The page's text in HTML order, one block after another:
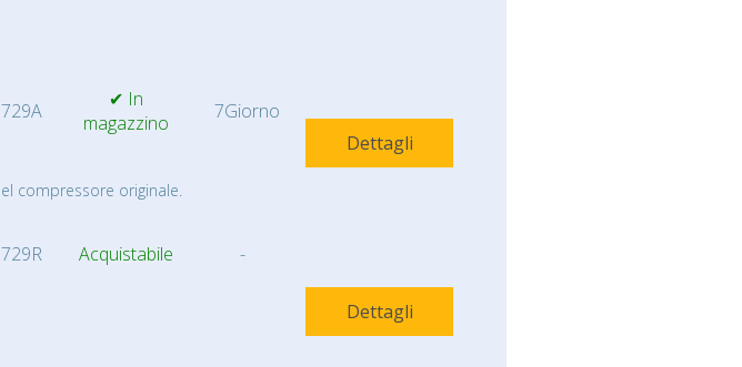
✔ In
magazzino
7Giorno
Dettagli
compressore originale.
Acquistabile -
Dettagli